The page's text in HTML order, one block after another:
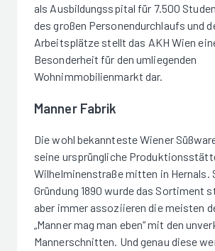
als Ausbildungsspital für 7.500
des großen Personendurchlaufs und
Arbeitsplätze stellt das AKH Wien
Besonderheit für den umliegenden
Wohnimmobilienmarkt dar.
Manner Fabrik
Die wohl bekannteste Wiener
seine ursprüngliche
Wilhelminenstraße mitten in Hernals.
Gründung 1890 wurde das Sortiment
aber immer assoziieren die meisten
„Manner mag man eben“ mit den
Mannerschnitten. Und genau diese